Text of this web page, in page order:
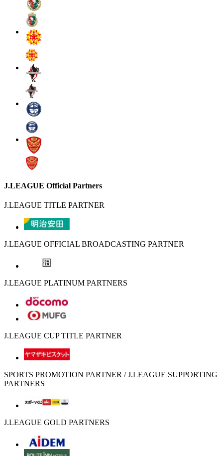
J.LEAGUE Official Partners
J.LEAGUE TITLE PARTNER
J.LEAGUE OFFICIAL BROADCASTING PARTNER
J.LEAGUE PLATINUM PARTNERS
J.LEAGUE CUP TITLE PARTNER
SPORTS PROMOTION PARTNER / J.LEAGUE SUPPORTING
PARTNERS
J.LEAGUE GOLD PARTNERS